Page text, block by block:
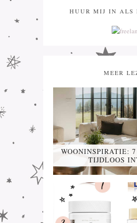
HUUR MIJ IN ALS
MEER
WOONINSPIRATIE:
TIJDLOOS